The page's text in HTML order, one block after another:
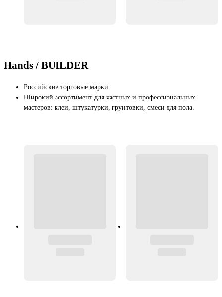
Hands / BUILDER
Российские торговые марки
Широкий ассортимент для частных и профессиональных
мастеров: клеи, штукатурки, грунтовки, смеси для пола.